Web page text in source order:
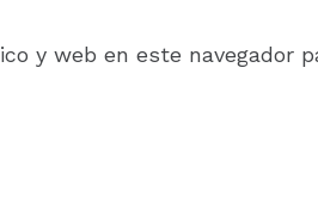
y web en este navegador